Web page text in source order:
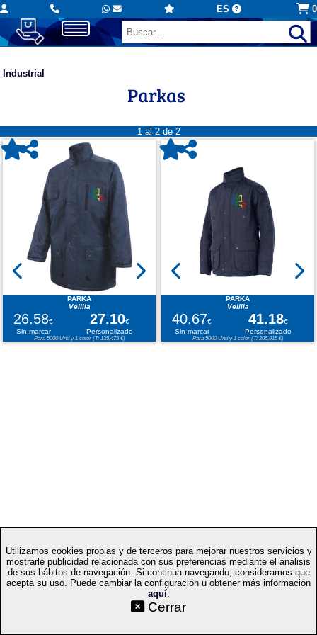
ES 0
Industrial
Parkas
1 al 2 de 2
PARKA
Velilla
26.58€ 27.10€
Sin marcar
Personalizado
Para 5000 Und y 1 color (T: 135,475 €)
PARKA
Velilla
40.67€ 41.18€
Sin marcar
Personalizado
Para 5000 Und y 1 color (T: 205,915 €)
Utilizamos cookies propias y de terceros para mejorar nuestros servicios y
mostrarle publicidad relacionada con sus preferencias mediante el análisis
de sus hábitos de navegación. Si continua navegando, consideramos que
acepta su uso. Puede cambiar la configuración u obtener más información
aquí.
Cerrar
| Condiciones generales
de compra|Mapa web